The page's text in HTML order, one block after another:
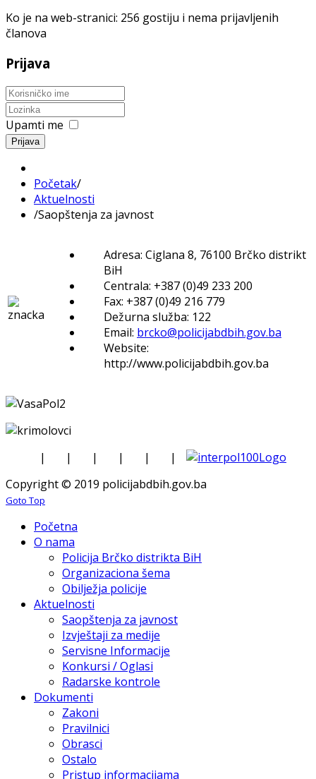
Ko je na web-stranici: 256 gostiju i nema prijavljenih
članova
Prijava
Upamti me
Prijava
Početak/
Aktuelnosti
/Saopštenja za javnost
Adresa: Ciglana 8, 76100 Brčko distrikt
BiH
Centrala: +387 (0)49 233 200
Fax: +387 (0)49 216 779
Dežurna služba: 122
Email: brcko@policijabdbih.gov.ba
Website:
http://www.policijabdbih.gov.ba
| | | | |
|
Copyright © 2019 policijabdbih.gov.ba
Goto Top
Početna
O nama
Policija Brčko distrikta BiH
Organizaciona šema
Obilježja policije
Aktuelnosti
Saopštenja za javnost
Izvještaji za medije
Servisne Informacije
Konkursi / Oglasi
Radarske kontrole
Dokumenti
Zakoni
Pravilnici
Obrasci
Ostalo
Pristup informacijama